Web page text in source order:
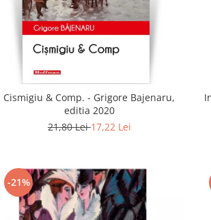
Cismigiu & Comp. - Grigore Bajenaru,
editia 2020
21,80 Lei17,22 Lei
-21%